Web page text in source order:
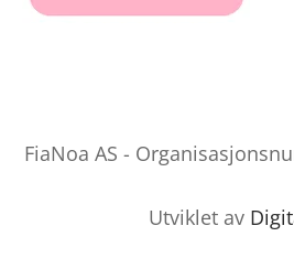
FiaNoa AS -
Utviklet av